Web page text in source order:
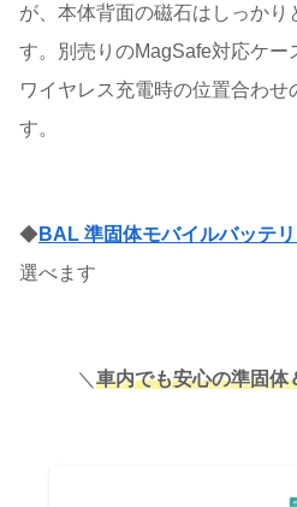
が、本体背面の磁石はしっかり
す。別売りのMagSafe対応ケー
ワイヤレス充電時の位置合わせ
す。
◆BAL 準固体モバイルバッテ
選べます
＼ 車内でも安心の準固体